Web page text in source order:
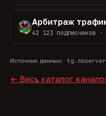
Арбитраж
42 123 подписчиков
Источник данных:
← Весь каталог